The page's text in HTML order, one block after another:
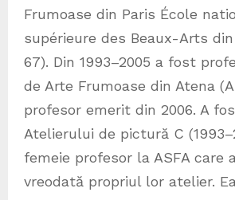
Frumoase din Paris École
supérieure des Beaux-Arts din
67). Din 1993–2005 a fost
de Arte Frumoase din Atena
profesor emerit din 2006. A
Atelierului de pictură C
femeie profesor la ASFA care
vreodată propriul lor atelier.